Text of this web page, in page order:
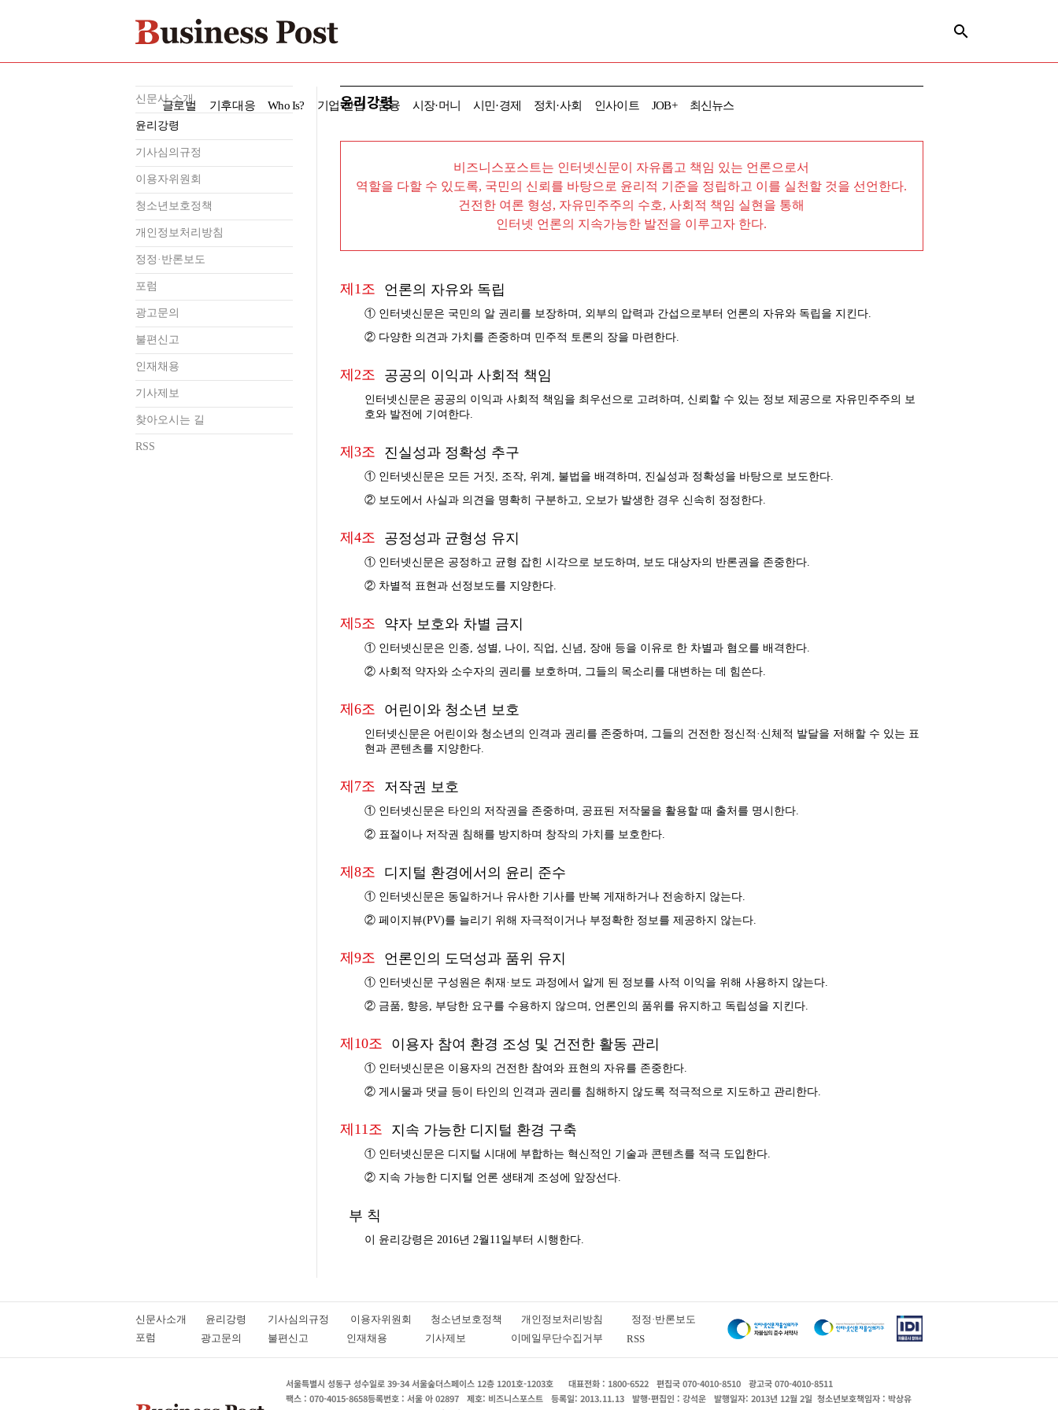
글로벌 기후대응 Who Is? 기업·산업 금융 시장·머니 시민·경제 정치·사회 인사이트 JOB+ 최신뉴스
신문사 소개
윤리강령
기사심의규정
이용자위원회
청소년보호정책
개인정보처리방침
정정·반론보도
포럼
광고문의
불편신고
인재채용
기사제보
찾아오시는 길
RSS
윤리강령
비즈니스포스트는 인터넷신문이 자유롭고 책임 있는 언론으로서
역할을 다할 수 있도록, 국민의 신뢰를 바탕으로 윤리적 기준을 정립하고 이를 실천할 것을 선언한다.
건전한 여론 형성, 자유민주주의 수호, 사회적 책임 실현을 통해
인터넷 언론의 지속가능한 발전을 이루고자 한다.
제1조 언론의 자유와 독립
① 인터넷신문은 국민의 알 권리를 보장하며, 외부의 압력과 간섭으로부터 언론의 자유와 독립을 지킨다.
② 다양한 의견과 가치를 존중하며 민주적 토론의 장을 마련한다.
제2조 공공의 이익과 사회적 책임
인터넷신문은 공공의 이익과 사회적 책임을 최우선으로 고려하며, 신뢰할 수 있는 정보 제공으로 자유민주주의 보
호와 발전에 기여한다.
제3조 진실성과 정확성 추구
① 인터넷신문은 모든 거짓, 조작, 위계, 불법을 배격하며, 진실성과 정확성을 바탕으로 보도한다.
② 보도에서 사실과 의견을 명확히 구분하고, 오보가 발생한 경우 신속히 정정한다.
제4조 공정성과 균형성 유지
① 인터넷신문은 공정하고 균형 잡힌 시각으로 보도하며, 보도 대상자의 반론권을 존중한다.
② 차별적 표현과 선정보도를 지양한다.
제5조 약자 보호와 차별 금지
① 인터넷신문은 인종, 성별, 나이, 직업, 신념, 장애 등을 이유로 한 차별과 혐오를 배격한다.
② 사회적 약자와 소수자의 권리를 보호하며, 그들의 목소리를 대변하는 데 힘쓴다.
제6조 어린이와 청소년 보호
인터넷신문은 어린이와 청소년의 인격과 권리를 존중하며, 그들의 건전한 정신적·신체적 발달을 저해할 수 있는 표
현과 콘텐츠를 지양한다.
제7조 저작권 보호
① 인터넷신문은 타인의 저작권을 존중하며, 공표된 저작물을 활용할 때 출처를 명시한다.
② 표절이나 저작권 침해를 방지하며 창작의 가치를 보호한다.
제8조 디지털 환경에서의 윤리 준수
① 인터넷신문은 동일하거나 유사한 기사를 반복 게재하거나 전송하지 않는다.
② 페이지뷰(PV)를 늘리기 위해 자극적이거나 부정확한 정보를 제공하지 않는다.
제9조 언론인의 도덕성과 품위 유지
① 인터넷신문 구성원은 취재·보도 과정에서 알게 된 정보를 사적 이익을 위해 사용하지 않는다.
② 금품, 향응, 부당한 요구를 수용하지 않으며, 언론인의 품위를 유지하고 독립성을 지킨다.
제10조 이용자 참여 환경 조성 및 건전한 활동 관리
① 인터넷신문은 이용자의 건전한 참여와 표현의 자유를 존중한다.
② 게시물과 댓글 등이 타인의 인격과 권리를 침해하지 않도록 적극적으로 지도하고 관리한다.
제11조 지속 가능한 디지털 환경 구축
① 인터넷신문은 디지털 시대에 부합하는 혁신적인 기술과 콘텐츠를 적극 도입한다.
② 지속 가능한 디지털 언론 생태계 조성에 앞장선다.
부 칙
이 윤리강령은 2016년 2월11일부터 시행한다.
신문사소개 윤리강령 기사심의규정 이용자위원회 청소년보호정책 개인정보처리방침 정정·반론보도
포럼
광고문의 불편신고 인재채용 기사제보 이메일무단수집거부 RSS
서울특별시 성동구 성수일로 39-34 서울숲더스페이스 12층 1201호-1203호 대표전화 : 1800-6522 편집국 070-4010-8510
광고국 070-4010-8511
팩스 : 070-4015-8658등록번호 : 서울 아 02897 제호: 비즈니스포스트 등록일: 2013.11.13 발행·편집인 : 강석운 발행일자: 2013년 12월 2일 청소년보호책임자 : 박상유